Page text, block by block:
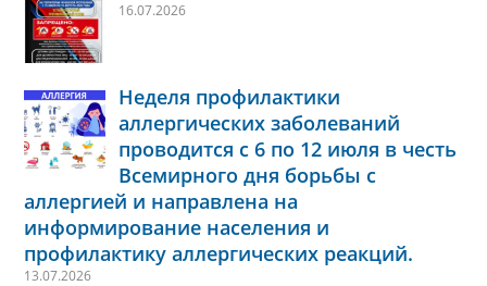
16.07.2026
Неделя профилактики
аллергических заболеваний
проводится с 6 по 12 июля в честь
Всемирного дня борьбы с
аллергией и направлена на
информирование населения и
профилактику аллергических реакций.
13.07.2026